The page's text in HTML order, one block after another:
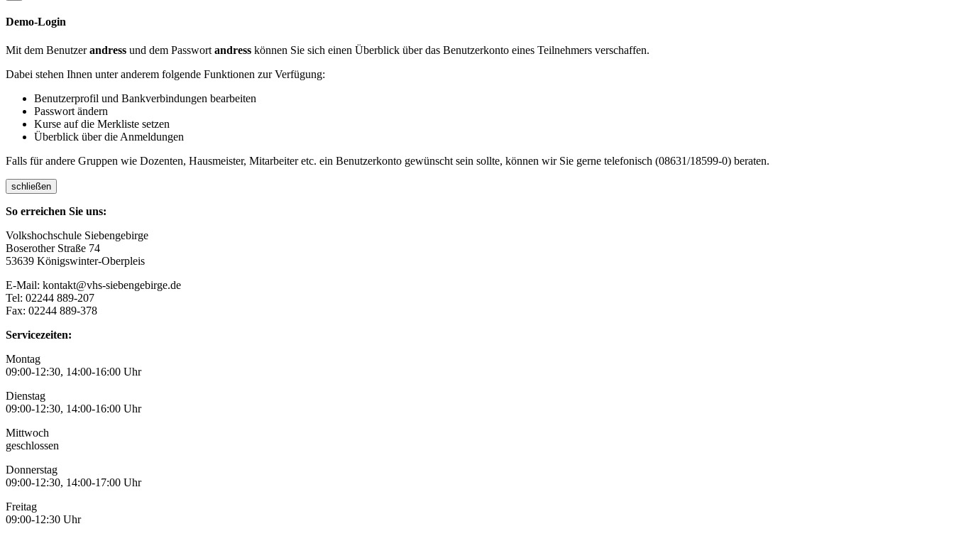
Demo-Login
Mit dem Benutzerandress und dem Passwort andress können Sie sich einen Überblick über das Benutzerkonto eines Teilnehmers verschaffen.
Dabei stehen Ihnen unter anderem folgende Funktionen zur Verfügung:
Benutzerprofil und Bankverbindungen bearbeiten
Passwort ändern
Kurse auf die Merkliste setzen
Überblick über die Anmeldungen
Falls für andere Gruppen wie Dozenten, Hausmeister, Mitarbeiter etc. ein Benutzerkonto gewünscht sein sollte, können wir Sie gerne telefonisch (08631/18599-0) beraten.
schließen
So erreichen Sie uns:
Volkshochschule Siebengebirge
Boserother Straße 74
53639 Königswinter-Oberpleis
E-Mail: kontakt@vhs-siebengebirge.de
Tel: 02244 889-207
Fax: 02244 889-378
Servicezeiten:
Montag
09:00-12:30, 14:00-16:00 Uhr
Dienstag
09:00-12:30, 14:00-16:00 Uhr
Mittwoch
geschlossen
Donnerstag
09:00-12:30, 14:00-17:00 Uhr
Freitag
09:00-12:30 Uhr